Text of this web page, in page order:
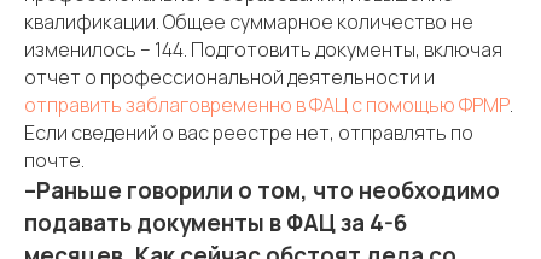
квалификации. Общее суммарное количество не
изменилось – 144. Подготовить документы, включая
отчет о профессиональной деятельности и
отправить заблаговременно в ФАЦ с помощью ФРМР.
Если сведений о вас реестре нет, отправлять по
почте.
–Раньше говорили о том, что необходимо
подавать документы в ФАЦ за 4-6